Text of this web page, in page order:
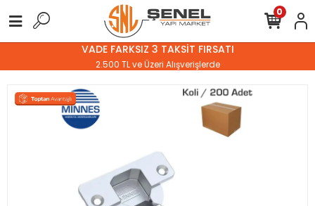
VADE FARKSIZ 3 TAKSİT FIRSATI
2.500 TL ve Üzeri Alışverişlerde
0